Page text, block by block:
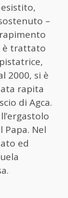
–
è trattato
2000, si è
rapita
di Agca.
Nel
ed